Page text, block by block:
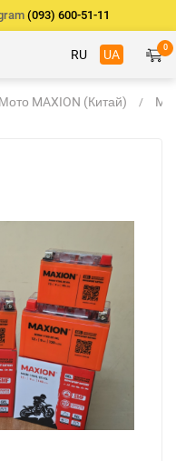
(093) 600-51-11
RU UA 0
Мото MAXION (Китай)